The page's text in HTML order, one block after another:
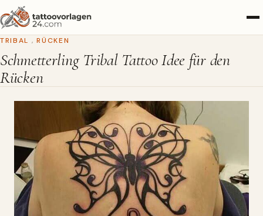
TRIBAL , RÜCKEN
Schmetterling Tribal Tattoo Idee für den
Rücken